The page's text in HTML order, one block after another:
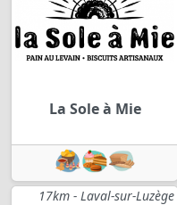
La Sole à Mie
17km - Laval-sur-Luzège